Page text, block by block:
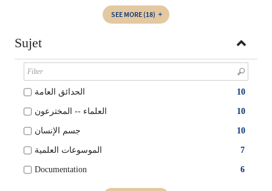
SEE MORE (18)
Sujet
10 الحدائق العامة
10 العلماء -- المخترعون
10 جسم الإنسان
7 الموسوعات العلمية
6
Documentation